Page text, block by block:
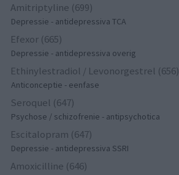
Amitriptyline (699)
Depressie - antidepressiva TCA
Efexor (665)
Depressie - antidepressiva overig
Ethinylestradiol / Levonorgestrel (656)
Anticonceptie - eenfase
Seroquel (647)
Psychose / schizofrenie - antipsychotica
Escitalopram (647)
Depressie - antidepressiva SSRI
Amoxicilline (646)